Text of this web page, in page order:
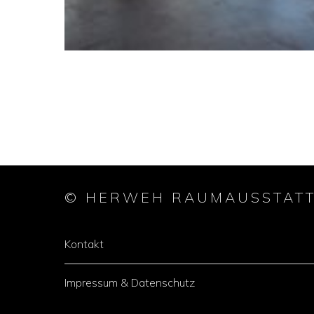
© HERWEH
Kontakt
Impressum & Datenschutz